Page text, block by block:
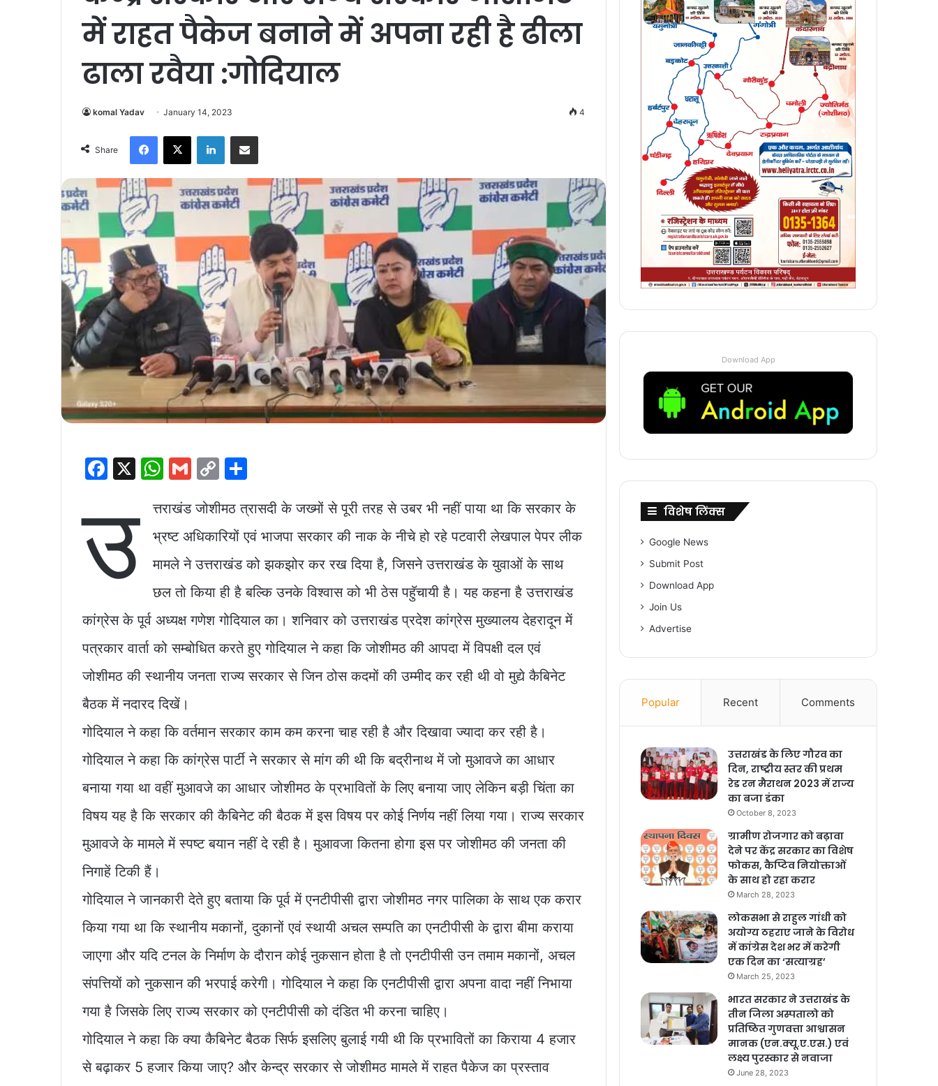
में राहत पैकेज बनाने में अपना रही है ढीला
ढाला रवैया :गोदियाल
komal Yadav January 14, 2023 4
Share
Facebook
X LinkedInShare via Email
F
c
e
b
o
k
X
W
at
s
A
p
G
ai
l
C
p
y
Li
n
k
ar
e
उ
त्तराखंड जोशीमठ त्रासदी के जख्मों से पूरी तरह से उबर भी नहीं पाया था कि सरकार के
भ्रष्ट अधिकारियों एवं भाजपा सरकार की नाक के नीचे हो रहे पटवारी लेखपाल पेपर लीक
मामले ने उत्तराखंड को झकझोर कर रख दिया है, जिसने उत्तराखंड के युवाओं के साथ
छल तो किया ही है बल्कि उनके विश्वास को भी ठेस पहुॅचायी है। यह कहना है उत्तराखंड
कांग्रेस के पूर्व अध्यक्ष गणेश गोदियाल का। शनिवार को उत्तराखंड प्रदेश कांग्रेस मुख्यालय देहरादून में
पत्रकार वार्ता को सम्बोधित करते हुए गोदियाल ने कहा कि जोशीमठ की आपदा में विपक्षी दल एवं
जोशीमठ की स्थानीय जनता राज्य सरकार से जिन ठोस कदमों की उम्मीद कर रही थी वो मुद्ये कैबिनेट
बैठक में नदारद दिखें।
गोदियाल ने कहा कि वर्तमान सरकार काम कम करना चाह रही है और दिखावा ज्यादा कर रही है।
गोदियाल ने कहा कि कांग्रेस पार्टी ने सरकार से मांग की थी कि बद्रीनाथ में जो मुआवजे का आधार
बनाया गया था वहीं मुआवजे का आधार जोशीमठ के प्रभावितों के लिए बनाया जाए लेकिन बड़ी चिंता का
विषय यह है कि सरकार की कैबिनेट की बैठक में इस विषय पर कोई निर्णय नहीं लिया गया। राज्य सरकार
मुआवजे के मामले में स्पष्ट बयान नहीं दे रही है। मुआवजा कितना होगा इस पर जोशीमठ की जनता की
निगाहें टिकी हैं।
गोदियाल ने जानकारी देते हुए बताया कि पूर्व में एनटीपीसी द्वारा जोशीमठ नगर पालिका के साथ एक करार
किया गया था कि स्थानीय मकानों, दुकानों एवं स्थायी अचल सम्पति का एनटीपीसी के द्वारा बीमा कराया
जाएगा और यदि टनल के निर्माण के दौरान कोई नुकसान होता है तो एनटीपीसी उन तमाम मकानों, अचल
संपत्तियों को नुकसान की भरपाई करेगी। गोदियाल ने कहा कि एनटीपीसी द्वारा अपना वादा नहीं निभाया
गया है जिसके लिए राज्य सरकार को एनटीपीसी को दंडित भी करना चाहिए।
गोदियाल ने कहा कि क्या कैबिनेट बैठक सिर्फ इसलिए बुलाई गयी थी कि प्रभावितों का किराया 4 हजार
से बढ़ाकर 5 हजार किया जाए? और केन्द्र सरकार से जोशीमठ मामले में राहत पैकेज का प्रस्ताव
Download App
विशेष लिंक्स
Google News
Submit Post
Download App
Join Us
Advertise
Popular Recent Comments
उत्तराखंड के लिए गौरव का
दिन, राष्ट्रीय स्तर की प्रथम
रेड रन मैराथन 2023 में राज्य
का बजा डंका
October 8, 2023
ग्रामीण रोजगार को बढ़ावा
देने पर केंद्र सरकार का विशेष
फोकस, कैप्टिव नियोक्ताओं
के साथ हो रहा करार
March 28, 2023
लोकसभा से राहुल गांधी को
अयोग्य ठहराए जाने के विरोध
में कांग्रेस देश भर में करेगी
एक दिन का ‘सत्याग्रह’
March 25, 2023
भारत सरकार ने उत्तराखंड के
तीन जिला अस्पतालो को
प्रतिष्ठित गुणवत्ता आश्वासन
मानक (एन.क्यू.ए.एस.) एवं
लक्ष्य पुरस्कार से नवाजा
June 28, 2023